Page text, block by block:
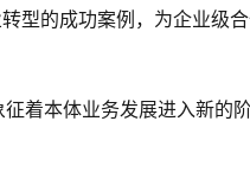
型的成功案例，为企业级
着本体业务发展进入新的